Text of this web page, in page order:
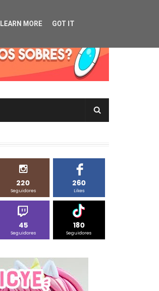
220
Seguidores
260
Likes
45
Seguidores
180
Seguidores
LEARN MORE GOT IT